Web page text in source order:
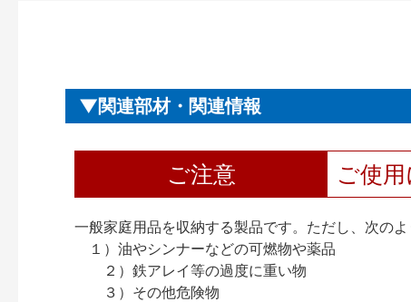
関連部材・関連情報
ご注意 ご使
一般家庭用品を収納する製品です。ただし、次の
１）油やシンナーなどの可燃物や薬品
２）鉄アレイ等の過度に重い物
３）その他危険物